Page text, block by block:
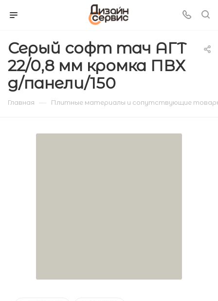
Серый софт тач АГТ
22/0,8 мм кромка ПВХ
д/панели/150
Главная — Плитные материалы и сопутствующие